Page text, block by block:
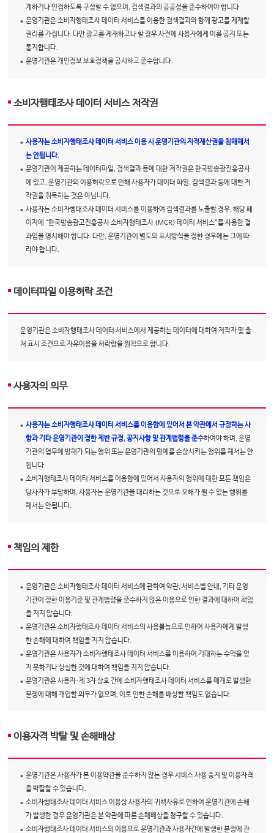
계하거나 인접하도록 구성할 수 없으며, 검색결과의 공공성을 준수하여야 합니다.
운영기관은 소비자행태조사 데이터 서비스를 이용한 검색결과와 함께 광고를 게재할
권리를 가집니다. 다만 광고를 게재하고나 할 경우 사전에 사용자에게 이를 공지 또는
통지합니다.
운영기관은 개인정보 보호정책을 공시하고 준수합니다.
소비자행태조사 데이터 서비스 저작권
사용자는 소비자행태조사 데이터 서비스 이용 시 운영기관의 지적재산권을 침해해서
는 안됩니다.
운영기관이 제공하는 데이터파일, 검색결과 등에 대한 저작권은 한국방송광진흥공사
에 있고, 운영기관의 이용허락으로 인해 사용자가 데이터 파일, 검색결과 등에 대한 저
작권을 취득하는 것은 아닙니다.
사용자는 소비자행태조사 데이터 서비스를 이용하여 검색결과를 노출할 경우, 해당 페
이지에 “한국방송광고진흥공사 소비자행태조사 (MCR) 데이터 서비스”를 사용한 결
과임을 명시해야 합니다. 다만, 운영기관이 별도의 표시방식을 정한 경우에는 그에 따
라야 합니다.
데이터파일 이용허락 조건
운영기관은 소비자행태조사 데이터 서비스에서 제공하는 데이터에 대하여 저작자 및 출
처 표시 조건으로 자유이용을 허락함을 원칙으로 합니다.
사용자의 의무
사용자는 소비자행태조사 데이터 서비스를 이용함에 있어서 본 약관에서 규정하는 사
항과 기타 운영기관이 정한 제반 규정, 공지사항 및 관계법령을 준수하여야 하며, 운영
기관의 업무에 방해가 되는 행위 또는 운영기관의 명예를 손상시키는 행위를 해서는 안
됩니다.
소비자행태조사 데이터 서비스를 이용함에 있어서 사용자의 행위에 대한 모든 책임은
당사자가 부담하며, 사용자는 운영기관을 대리하는 것으로 오해가 될 수 있는 행위를
해서는 안됩니다.
책임의 제한
운영기관은 소비자행태조사 데이터 서비스에 관하여 약관, 서비스별 안내, 기타 운영
기관이 정한 이용기준 및 관계법령을 준수하지 않은 이용으로 인한 결과에 대하여 책임
을 지지 않습니다.
운영기관은 소비자행태조사 데이터 서비스의 사용불능으로 인하여 사용자에게 발생
한 손해에 대하여 책임을 지지 않습니다.
운영기관은 사용자가 소비자행태조사 데이터 서비스를 이용하여 기대하는 수익을 얻
지 못하거나 상실한 것에 대하여 책임을 지지 않습니다.
운영기관은 사용자·제 3자 상호 간에 소비자행태조사 데이터 서비스를 매개로 발생한
분쟁에 대해 개입할 의무가 없으며, 이로 인한 손해를 배상할 책임도 없습니다.
이용자격 박탈 및 손해배상
운영기관은 사용자가 본 이용약관을 준수하지 않는 경우 서비스 사용 중지 및 이용자격
을 박탈할 수 있습니다.
소비자행태조사 데이터 서비스 이용상 사용자의 귀책사유로 인하여 운영기관에 손해
가 발생한 경우 운영기관은 본 약관에 따른 손해배상을 청구할 수 있습니다.
소비자행태조사 데이터 서비스의 이용으로 운영기관과 사용자간에 발생한 분쟁에 관